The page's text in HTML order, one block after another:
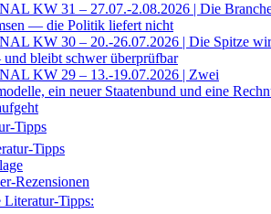
KW 31 – 27.07.-2.08.2026 | Die
— die Politik liefert nicht
KW 30 – 20.-26.07.2026 | Die Spitze
bleibt schwer überprüfbar
KW 29 – 13.-19.07.2026 | Zwei
ein neuer Staatenbund und eine
Tipps
Tipps
Rezensionen
Literatur-Tipps: